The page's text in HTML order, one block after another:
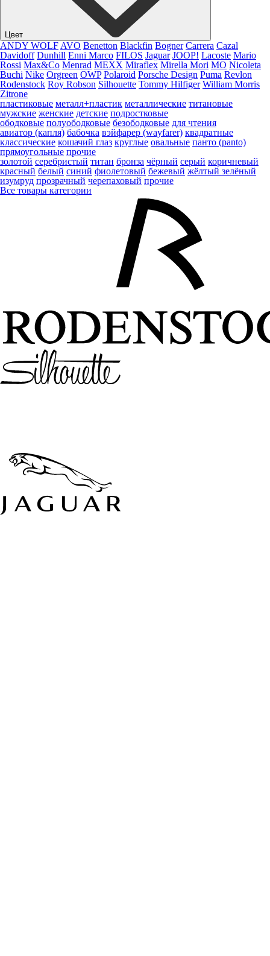
Цвет
ANDY WOLF AVO Benetton Blackfin Bogner Carrera Cazal
Davidoff Dunhill Enni Marco FILOS Jaguar JOOP! Lacoste Mario
Rossi Max&Co Menrad MEXX Miraflex Mirella Mori MO Nicoleta
Buchi Nike Orgreen OWP Polaroid Porsche Design Puma Revlon
Rodenstock Roy Robson Silhouette Tommy Hilfiger William Morris
Zitrone
пластиковые металл+пластик металлические титановые
мужские женские детские подростковые
ободковые полуободковые безободковые для чтения
авиатор (капля) бабочка вэйфарер (wayfarer) квадратные
классические кошачий глаз круглые овальные панто (panto)
прямоугольные прочие
золотой серебристый титан бронза чёрный серый коричневый
красный белый синий фиолетовый бежевый жёлтый зелёный
изумруд прозрачный черепаховый прочие
Все товары категории